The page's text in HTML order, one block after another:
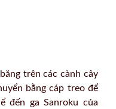
trên các cành cây
bằng cáp treo để
đến ga Sanroku của